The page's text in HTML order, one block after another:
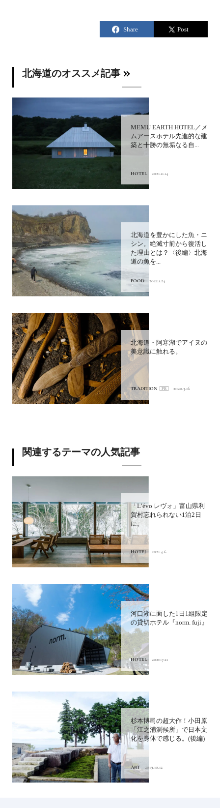
北海道のオススメ記事
MEMU EARTH HOTEL／メ
ムアースホテル先進的な建
築と十勝の無垢なる自...
HOTEL 2021.11.14
北海道を豊かにした魚・ニ
シン。絶滅寸前から復活し
た理由とは？〈後編〉北海
道の魚を...
FOOD 2022.1.24
北海道・阿寒湖でアイヌの
美意識に触れる。
TRADITION 2020.3.16
関連するテーマの人気記事
「L’évo レヴォ」富山県利
賀村忘れられない1泊2日
に。
HOTEL 2021.4.6
河口湖に面した1日1組限定
の貸切ホテル『norm. fuji』
HOTEL 2020.7.21
杉本博司の超大作！小田原
「江之浦測候所」で日本文
化を身体で感じる。(後編)
ART 2019.10.12